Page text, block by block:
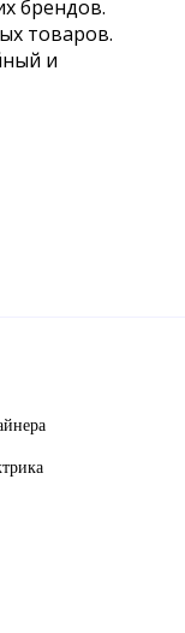
брендов.
товаров.
и